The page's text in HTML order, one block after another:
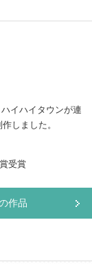
イハイタウンが連
しました。
受賞
作品